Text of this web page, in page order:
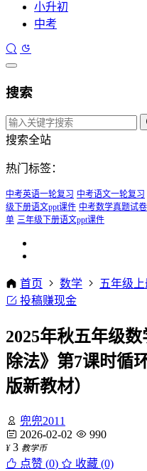
小升初
中考
搜索
搜索全站
热门标签：
中考英语一轮复习 中考语文一轮复习
级下册语文ppt课件 中考数学真题试卷
单 三年级下册语文ppt课件
首页 数学 五年级上
投稿赚现金
2025年秋五年级
除法》第7课时循
版新教材）
兜兜2011
2026-02-02
990
¥ 3 教学币
点赞 (0)
收藏 (0)